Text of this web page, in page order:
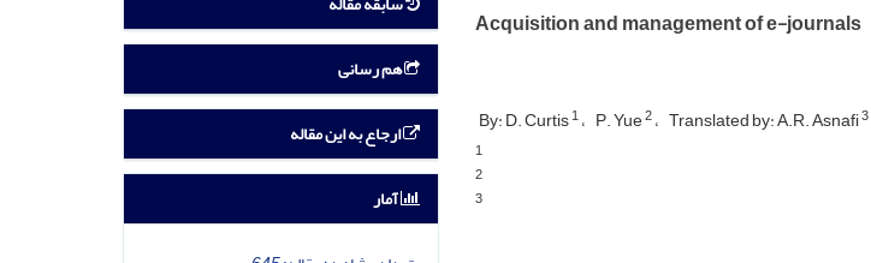
Acquisition and management of e-journals
By: D. Curtis1 P. Yue2 Translated by: A.R. Asnafi3
1
2
3
هم رسانی
ارجاع به این مقاله
آمار